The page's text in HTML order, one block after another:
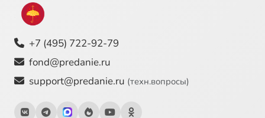
+7 (495) 722-92-79
fond@predanie.ru
support@predanie.ru (техн.вопросы)